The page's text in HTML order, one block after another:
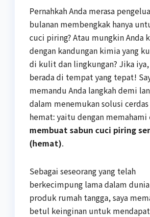
Pernahkah Anda merasa
bulanan membengkak hanya
cuci piring? Atau mungkin Anda
dengan kandungan kimia yang
di kulit dan lingkungan? Jika iya,
berada di tempat yang tepat!
memandu Anda langkah demi
dalam menemukan solusi
hemat: yaitu dengan memahami
membuat sabun cuci piring
(hemat).
Sebagai seseorang yang telah
berkecimpung lama dalam
produk rumah tangga, saya
betul keinginan untuk